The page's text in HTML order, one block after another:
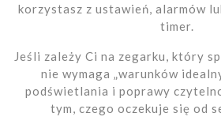
korzystasz z ustawień, alarmów
timer.
Jeśli zależy Ci na zegarku, który
nie wymaga „warunków
podświetlania i poprawy
tym, czego oczekuje się od